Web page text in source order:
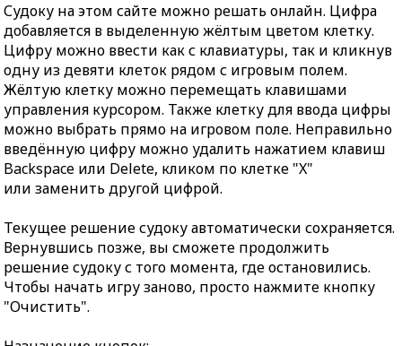
Судоку на этом сайте можно решать онлайн. Цифра
добавляется в выделенную жёлтым цветом клетку.
Цифру можно ввести как с клавиатуры, так и кликнув
одну из девяти клеток рядом с игровым полем.
Жёлтую клетку можно перемещать клавишами
управления курсором. Также клетку для ввода цифры
можно выбрать прямо на игровом поле. Неправильно
введённую цифру можно удалить нажатием клавиш
Backspace или Delete, кликом по клетке "X"
или заменить другой цифрой.
Текущее решение судоку автоматически сохраняется.
Вернувшись позже, вы сможете продолжить
решение судоку с того момента, где остановились.
Чтобы начать игру заново, просто нажмите кнопку
"Очистить".